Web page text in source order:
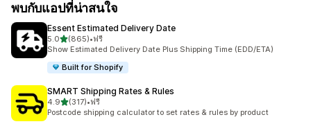
พบกับแอปที่น่าสนใจ
Essent Estimated Delivery Date
5.0เต็ม 5 ดาว
(865)
ทั้งหมด 865 รีวิว
•ฟรี
Show Estimated Delivery Date Plus Shipping Time (EDD/ETA)
Built for Shopify
SMART Shipping Rates & Rules
4.9เต็ม 5 ดาว
(317)
ทั้งหมด 317 รีวิว
•ฟรี
Postcode shipping calculator to set rates & rules by product